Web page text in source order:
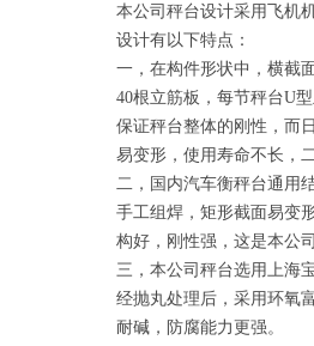
本公司秤台设计采用飞机
设计有以下特点：
一，在构件形状中，横截
40根立筋板，每节秤台U
保证秤台整体的刚性，而
易变形，使用寿命不长，
二，国内汽车衡秤台通用
手工组焊，矩形截面易变
构好，刚性强，这是本公
三，本公司秤台选用上海
经抛丸处理后，采用环氧
耐碱，防腐能力更强。